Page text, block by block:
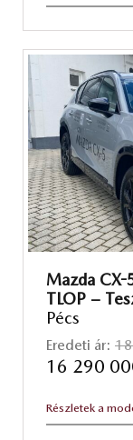
Mazda
TLOP –
Pécs
Eredeti ár:
16 290
Részletek a